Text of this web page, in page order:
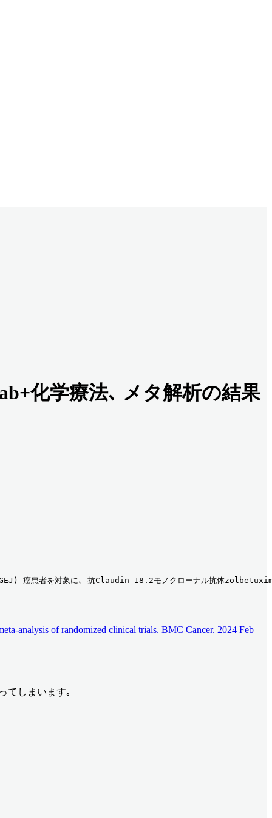
化学療法､ メタ解析の結果
癌患者を対象に､ 抗Claudin 18.2モノクローナル抗体
analysis of randomized clinical trials. BMC Cancer. 2024 Feb
てしまいます｡